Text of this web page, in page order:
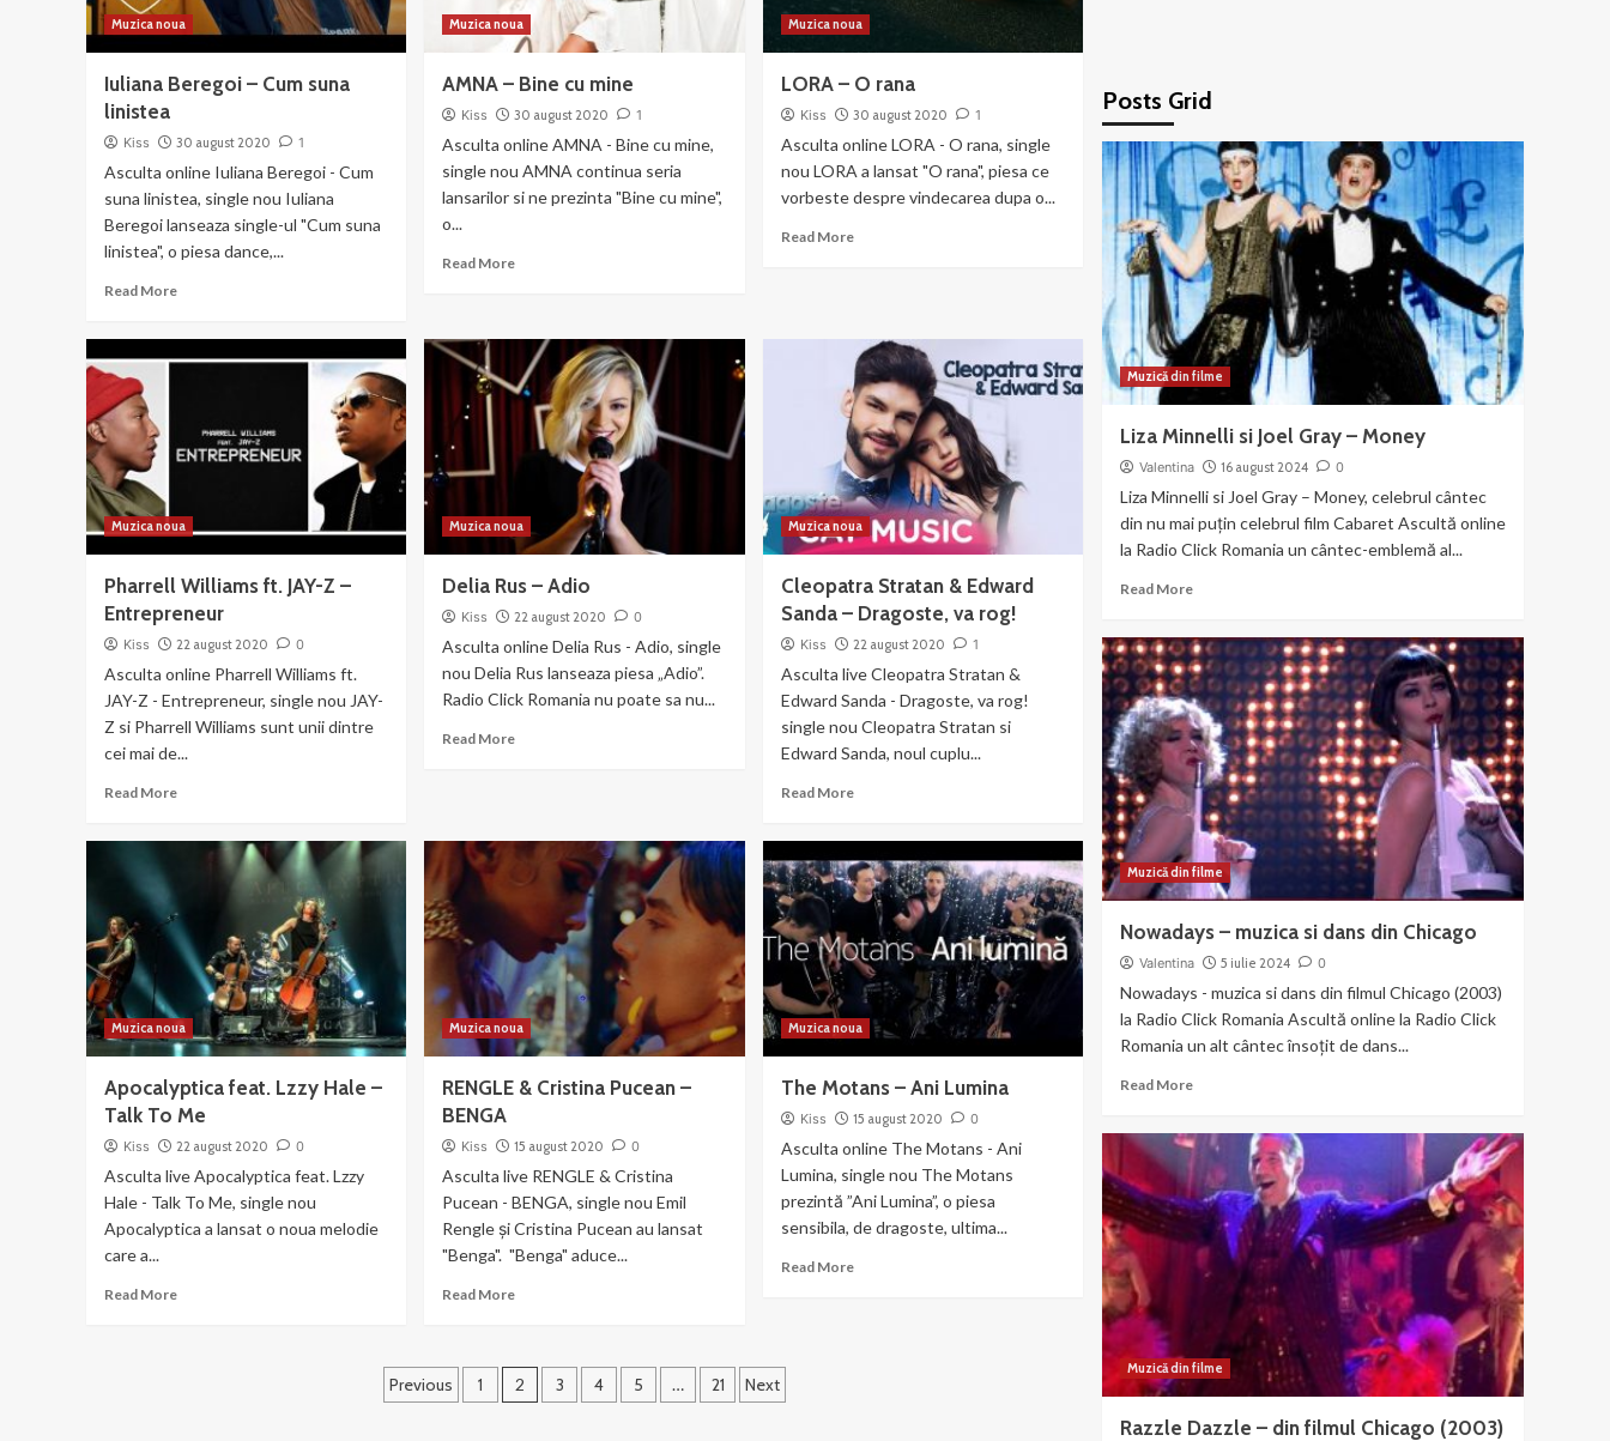
Tu
Mirada
Muzica noua
Iuliana Beregoi – Cum suna
linistea
Kiss 30 august 2020 1
Asculta online Iuliana Beregoi - Cum
suna linistea, single nou Iuliana
Beregoi lanseaza single-ul "Cum suna
linistea", o piesa dance,...
Read MoreRead
Iuliana
suna
Muzica noua
AMNA – Bine cu mine
Kiss 30 august 2020 1
Asculta online AMNA - Bine cu mine,
single nou AMNA continua seria
lansarilor si ne prezinta "Bine cu mine",
o...
Read MoreRead
Bine
cu
mine
Muzica noua
LORA – O rana
Kiss 30 august 2020 1
Asculta online LORA - O rana, single
nou LORA a lansat "O rana", piesa ce
vorbeste despre vindecarea dupa o...
Read MoreRead
O
rana
Muzica noua
Pharrell Williams ft. JAY-Z –
Entrepreneur
Kiss 22 august 2020 0
Asculta online Pharrell Williams ft.
JAY-Z - Entrepreneur, single nou JAY-
Z si Pharrell Williams sunt unii dintre
cei mai de...
Read MoreRead
Pharrell
JAY-
Z
Entrepreneur
Muzica noua
Delia Rus – Adio
Kiss 22 august 2020 0
Asculta online Delia Rus - Adio, single
nou Delia Rus lanseaza piesa „Adio”.
Radio Click Romania nu poate sa nu...
Read MoreRead
Muzica noua
Cleopatra Stratan & Edward
Sanda – Dragoste, va rog!
Kiss 22 august 2020 1
Asculta live Cleopatra Stratan &
Edward Sanda - Dragoste, va rog!
single nou Cleopatra Stratan si
Edward Sanda, noul cuplu...
Read MoreRead
Cleopatra
Stratan
&
Edward
Sanda
–
Dragoste,
va
rog!
Muzica noua
Apocalyptica feat. Lzzy Hale –
Talk To Me
Kiss 22 august 2020 0
Asculta live Apocalyptica feat. Lzzy
Hale - Talk To Me, single nou
Apocalyptica a lansat o noua melodie
care a...
Read MoreRead
Muzica noua
RENGLE & Cristina Pucean –
BENGA
Kiss 15 august 2020 0
Asculta live RENGLE & Cristina
Pucean - BENGA, single nou Emil
Rengle și Cristina Pucean au lansat
"Benga". "Benga" aduce...
Read MoreRead
&
Cristina
Muzica noua
The Motans – Ani Lumina
Kiss 15 august 2020 0
Asculta online The Motans - Ani
Lumina, single nou The Motans
prezintă ”Ani Lumina”, o piesa
sensibila, de dragoste, ultima...
Read MoreRead
Paginație
Previous 1 2 3 4 5 … 21 Next
Posts Grid
Muzică din filme
Liza Minnelli si Joel Gray – Money
Valentina 16 august 2024 0
Liza Minnelli si Joel Gray – Money, celebrul cântec
din nu mai puțin celebrul film Cabaret Ascultă online
la Radio Click Romania un cântec-emblemă al...
Read MoreRead
Liza
Minnelli
si
Joel
Gray
–
Money
Muzică din filme
Nowadays – muzica si dans din Chicago
Valentina 5 iulie 2024 0
Nowadays - muzica si dans din filmul Chicago (2003)
la Radio Click Romania Ascultă online la Radio Click
Romania un alt cântec însoțit de dans...
Read MoreRead
Nowadays
muzica
si
dans
din
Chicago
Muzică din filme
Razzle Dazzle – din filmul Chicago (2003)